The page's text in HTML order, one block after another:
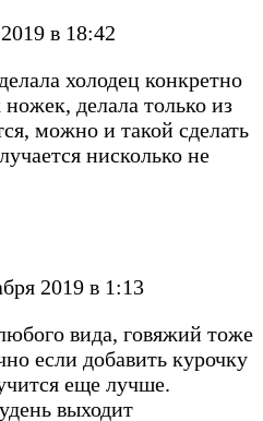
в 18:42
холодец конкретно
делала только из
можно и такой сделать
нисколько не
2019 в 1:13
вида, говяжий тоже
если добавить курочку
еще лучше.
выходит